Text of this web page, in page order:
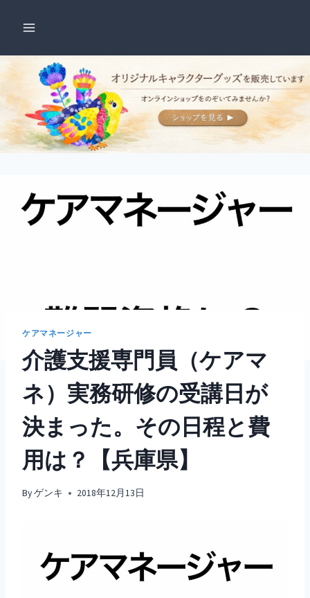
ス
ッ
プ
ケアマネージャー
介護支援専門員（ケアマ
ネ）実務研修の受講日が
決まった。その日程と費
用は？【兵庫県】
Byゲンキ 2018年12月13日